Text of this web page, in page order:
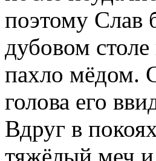
поэтому Слав
дубовом
пахло мёдом.
голова его
Вдруг в
тяжёлый меч и